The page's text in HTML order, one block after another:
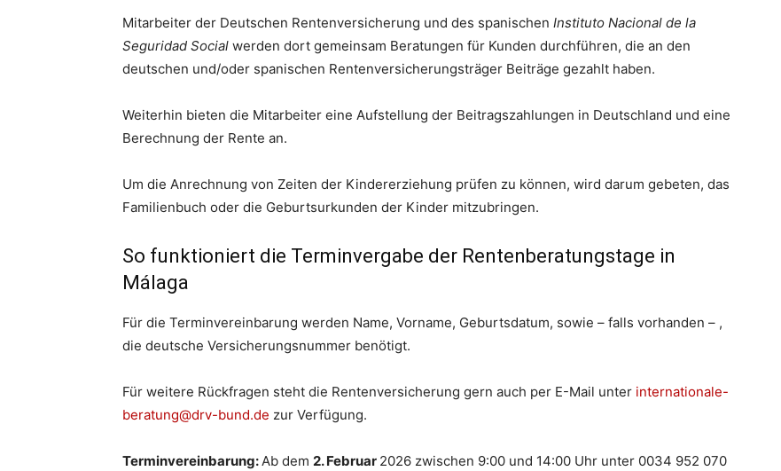
Mitarbeiter der Deutschen Rentenversicherung und des spanischen Instituto Nacional de la
Seguridad Social werden dort gemeinsam Beratungen für Kunden durchführen, die an den
deutschen und/oder spanischen Rentenversicherungsträger Beiträge gezahlt haben.
Weiterhin bieten die Mitarbeiter eine Aufstellung der Beitragszahlungen in Deutschland und eine
Berechnung der Rente an.
Um die Anrechnung von Zeiten der Kindererziehung prüfen zu können, wird darum gebeten, das
Familienbuch oder die Geburtsurkunden der Kinder mitzubringen.
So funktioniert die Terminvergabe der Rentenberatungstage in
Málaga
Für die Terminvereinbarung werden Name, Vorname, Geburtsdatum, sowie – falls vorhanden – ,
die deutsche Versicherungsnummer benötigt.
Für weitere Rückfragen steht die Rentenversicherung gern auch per E-Mail unter internationale-
beratung@drv-bund.de zur Verfügung.
Terminvereinbarung:Ab dem 2. Februar 2026 zwischen 9:00 und 14:00 Uhr unter 0034 952 070